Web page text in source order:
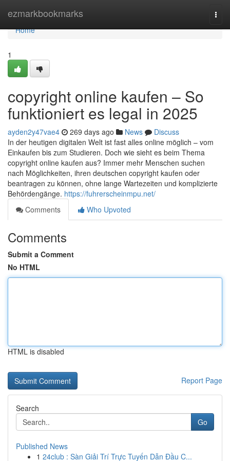
ezmarkbookmarks
Home
Home
1
copyright online kaufen – So
funktioniert es legal in 2025
ayden2y47vae4 269 days ago News
Discuss
In der heutigen digitalen Welt ist fast alles online möglich – vom
Einkaufen bis zum Studieren. Doch wie sieht es beim Thema
copyright online kaufen aus? Immer mehr Menschen suchen
nach Möglichkeiten, ihren deutschen copyright kaufen oder
beantragen zu können, ohne lange Wartezeiten und komplizierte
Behördengänge. https://fuhrerscheinmpu.net/
Comments
Who Upvoted
Comments
Submit a Comment
No HTML
HTML is disabled
Report Page
Search
Go
Published News
1 24club : Sàn Giải Trí Trực Tuyến Dẫn Đầu C...